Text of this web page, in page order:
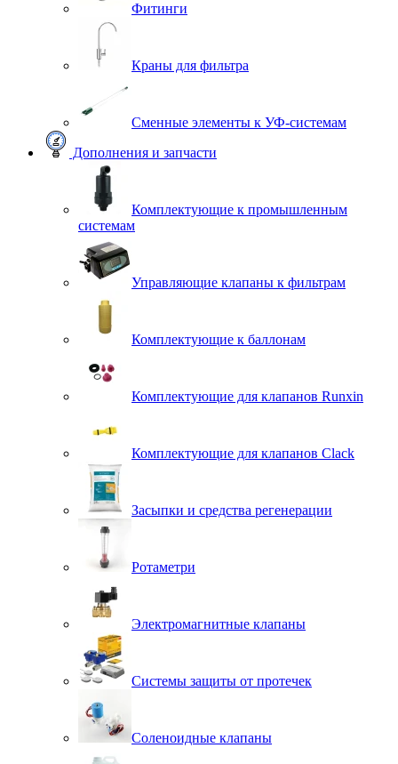
Фитинги
Краны для фильтра
Сменные элементы к УФ-системам
Дополнения и запчасти
Комплектующие к промышленным
системам
Управляющие клапаны к фильтрам
Комплектующие к баллонам
Комплектующие для клапанов Runxin
Комплектующие для клапанов Clack
Засыпки и средства регенерации
Ротаметри
Электромагнитные клапаны
Системы защиты от протечек
Соленоидные клапаны